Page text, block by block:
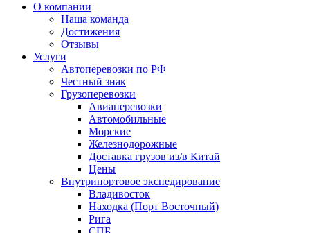
О компании
Наша команда
Достижения
Отзывы
Услуги
Автоперевозки по РФ
Честный знак
Грузоперевозки
Авиаперевозки
Автомобильные
Морские
Железнодорожные
Доставка грузов из/в Китай
Цены
Внутрипортовое экспедирование
Владивосток
Находка (Порт Восточный)
Рига